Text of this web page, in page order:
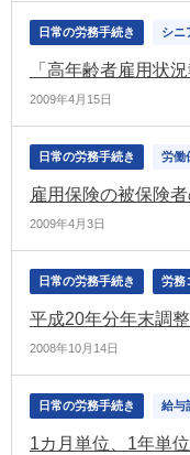
日常の労務手続き シニ
「高年齢者雇用状
2009年4月15日
日常の労務手続き 労働
2009年4月3日
日常の労務手続き 労務
平成20年分年末調
2008年10月14日
日常の労務手続き 給与